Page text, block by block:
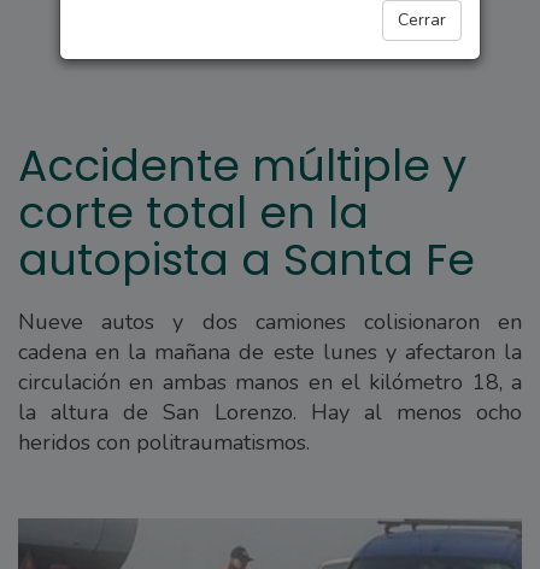
Cerrar
Accidente múltiple y
corte total en la
autopista a Santa Fe
Nueve autos y dos camiones colisionaron en
cadena en la mañana de este lunes y afectaron la
circulación en ambas manos en el kilómetro 18, a
la altura de San Lorenzo. Hay al menos ocho
heridos con politraumatismos.